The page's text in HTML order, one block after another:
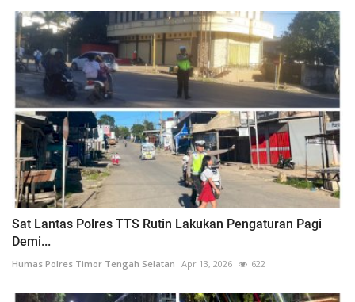
Sat Lantas Polres TTS Rutin Lakukan Pengaturan Pagi
Demi...
Humas Polres Timor Tengah Selatan Apr 13, 2026 622